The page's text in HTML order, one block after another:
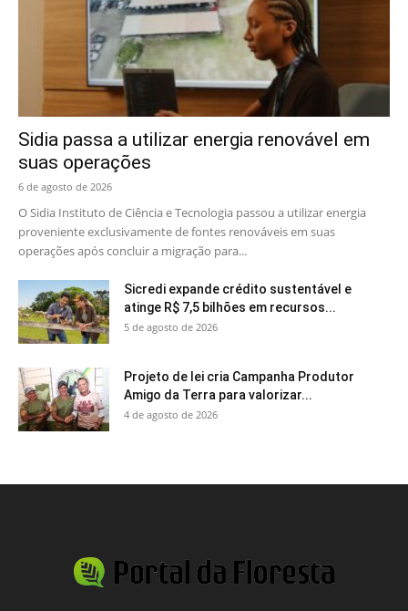
Sidia passa a utilizar energia renovável em
suas operações
6 de agosto de 2026
O Sidia Instituto de Ciência e Tecnologia passou a utilizar energia
proveniente exclusivamente de fontes renováveis em suas
operações após concluir a migração para...
Sicredi expande crédito sustentável e
atinge R$ 7,5 bilhões em recursos...
5 de agosto de 2026
Projeto de lei cria Campanha Produtor
Amigo da Terra para valorizar...
4 de agosto de 2026